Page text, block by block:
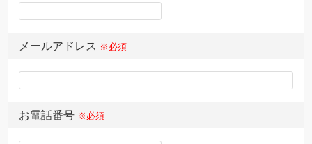
メールアドレス ※必須
お電話番号 ※必須